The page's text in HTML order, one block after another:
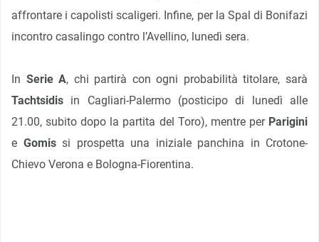
affrontare i capolisti scaligeri. Infine, per la Spal di Bonifazi
incontro casalingo contro l’Avellino, lunedì sera.
In Serie A, chi partirà con ogni probabilità titolare, sarà
Tachtsidis in Cagliari-Palermo (posticipo di lunedì alle
21.00, subito dopo la partita del Toro), mentre per Parigini
e Gomissi prospetta una iniziale panchina in Crotone-
Chievo Verona e Bologna-Fiorentina.